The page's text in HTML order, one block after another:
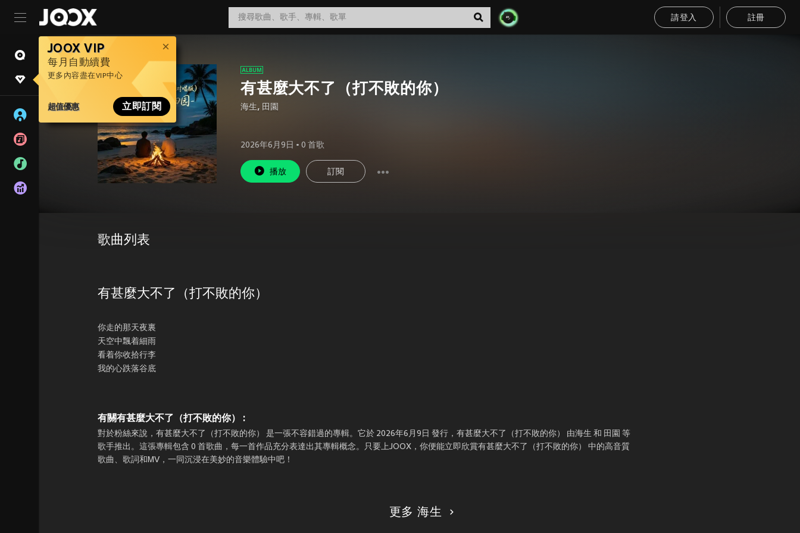
請登入 註冊
JOOX VIP
每月自動續費
更多內容盡在VIP中心
超值優惠 立即訂閱
有甚麼大不了（打不敗的你）
海生, 田園
2026年6月9日 • 0 首歌
播放 訂閱
歌曲列表
有甚麼大不了（打不敗的你）
你走的那天夜裏
天空中飄着細雨
看着你收拾行李
我的心跌落谷底
有關有甚麼大不了（打不敗的你） :
對於粉絲來說，有甚麼大不了（打不敗的你） 是一張不容錯過的專輯。它於 2026年6月9日 發行，有甚麼大不了（打不敗的你） 由海生 和 田園 等
歌手推出。這張專輯包含 0 首歌曲，每一首作品充分表達出其專輯概念。只要上JOOX，你便能立即欣賞有甚麼大不了（打不敗的你） 中的高音質
歌曲、歌詞和MV，一同沉浸在美妙的音樂體驗中吧！
更多 海生